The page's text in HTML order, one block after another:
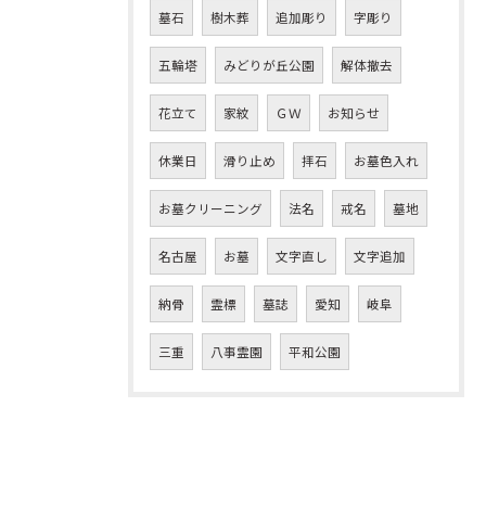
墓石 樹木葬 追加彫り 字彫り
五輪塔 みどりが丘公園 解体撤去
花立て 家紋 ＧＷ お知らせ
休業日 滑り止め 拝石 お墓色入れ
お墓クリーニング 法名 戒名 墓地
名古屋 お墓 文字直し 文字追加
納骨 霊標 墓誌 愛知 岐阜
三重 八事霊園 平和公園